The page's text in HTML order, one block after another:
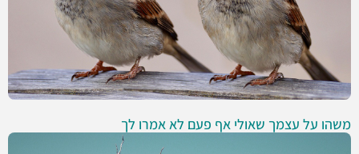
משהו על עצמך שאולי אף פעם לא אמרו לך